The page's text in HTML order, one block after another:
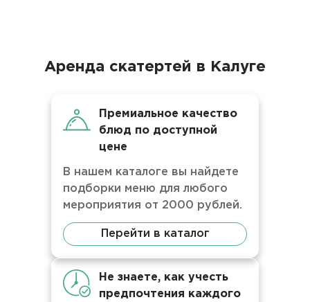
Аренда скатертей в Калуге
Премиальное качество
блюд по доступной
цене
В нашем каталоге вы найдете
подборки меню для любого
мероприятия от 2000 рублей.
Перейти в каталог
Не знаете, как учесть
предпочтения каждого